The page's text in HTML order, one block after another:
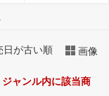
日が古い順 画像
ャンル内に該当商